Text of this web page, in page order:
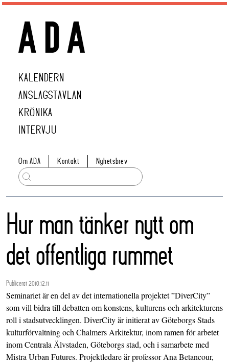
KALENDERN
ANSLAGSTAVLAN
KRÖNIKA
INTERVJU
Om ADA Kontakt Nyhetsbrev
Hur man tänker nytt om
det offentliga rummet
Publicerat 2010.12.11
Seminariet är en del av det internationella projektet ”DiverCity”
som vill bidra till debatten om konstens, kulturens och arkitekturens
roll i stadsutvecklingen. DiverCity är initierat av Göteborgs Stads
kulturförvaltning och Chalmers Arkitektur, inom ramen för arbetet
inom Centrala Älvstaden, Göteborgs stad, och i samarbete med
Mistra Urban Futures. Projektledare är professor Ana Betancour,